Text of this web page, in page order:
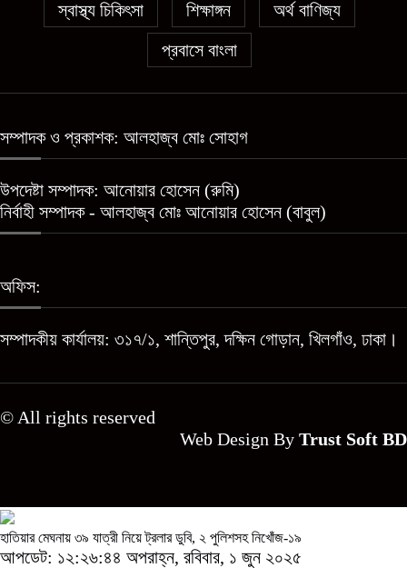
স্বাস্থ্য চিকিৎসা
শিক্ষাঙ্গন
অর্থ বাণিজ্য
প্রবাসে বাংলা
সম্পাদক ও প্রকাশক: আলহাজ্ব মোঃ সোহাগ
উপদেষ্টা সম্পাদক: আনোয়ার হোসেন (রুমি)
নির্বাহী সম্পাদক - আলহাজ্ব মোঃ আনোয়ার হোসেন (বাবুল)
অফিস:
সম্পাদকীয় কার্যালয়: ৩১৭/১, শান্তিপুর, দক্ষিন গোড়ান, খিলগাঁও, ঢাকা।
© All rights reserved
Web Design By Trust Soft BD
হাতিয়ার মেঘনায় ৩৯ যাত্রী নিয়ে ট্রলার ডুবি, ২ পুলিশসহ নিখোঁজ-১৯
আপডেট: ১২:২৬:৪৪ অপরাহ্ন, রবিবার, ১ জুন ২০২৫